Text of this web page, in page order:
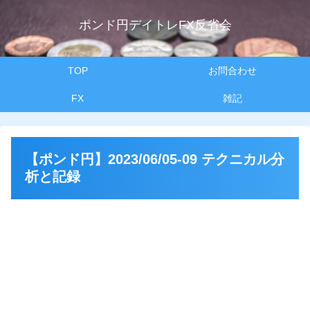
ポンド円デイトレFX反省会
TOP お問合わせ
FX 雑記
【ポンド円】2023/06/05-09 テクニカル分
析と記録